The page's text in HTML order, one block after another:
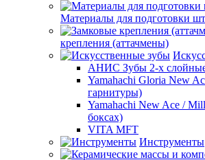
Материалы для подготовки
крепления (аттачмены)
АНИС Зубы 2-х
Yamahachi Gloria New
гарнитуры)
Yamahachi New Ace /
боксах)
VITA MFT
Инструменты